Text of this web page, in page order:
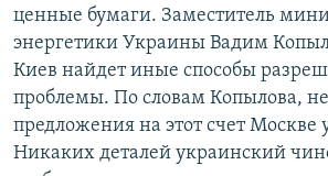
ценные бумаги. Заместитель
энергетики Украины Вадим
Киев найдет иные способы
проблемы. По словам Копылова,
предложения на этот счет Москве
Никаких деталей украинский